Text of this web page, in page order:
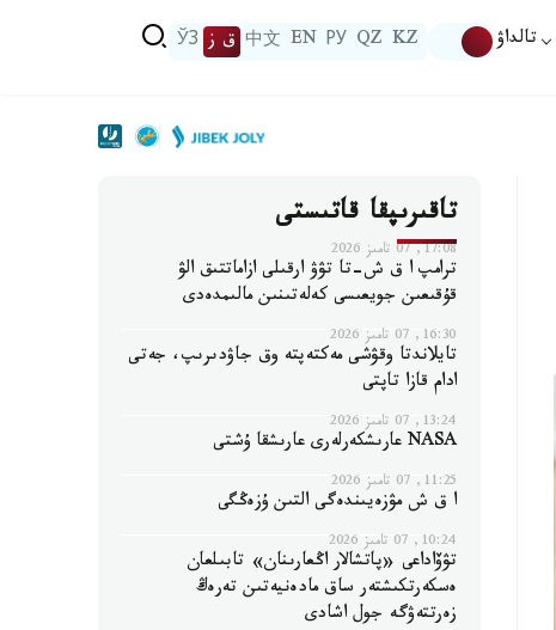
تالداۋ KZ
QZ
РУ
EN
中文 ق ز ЎЗ
تاقىرىپقا قاتىستى
17:08, 07 تامىز 2026
ترامپ ا ق ش-تا تۋۋ ارقىلى ازاماتتىق الۋ
قۇقىعىن جويعىسى كەلەتىنىن مالىمدەدى
16:30, 07 تامىز 2026
تايلاندتا وقۋشى مەكتەپتە وق جاۋدىرىپ، جەتى
ادام قازا تاپتى
13:24, 07 تامىز 2026
NASA عارىشكەرلەرى عارىشقا ۇشتى
11:25, 07 تامىز 2026
ا ق ش مۋزەيىندەگى التىن ۇزەڭگى
10:24, 07 تامىز 2026
تۋۆاداعى «پاتشالار اڭعارىنان» تابىلعان
ەسكەرتكىشتەر ساق مادەنيەتىن تەرەڭ
زەرتتەۋگە جول اشادى